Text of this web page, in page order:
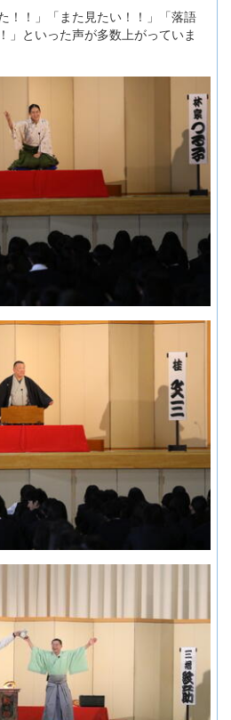
！！」「また見たい！！」「落語
」といった声が多数上がっていま